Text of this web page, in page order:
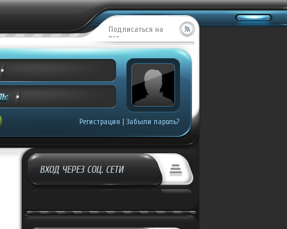
Подписаться на
RSS
Регистрация | Забыли пароль?
ВХОД ЧЕРЕЗ СОЦ. СЕТИ